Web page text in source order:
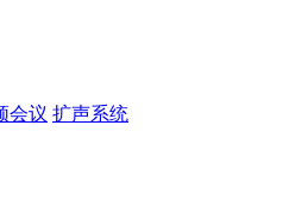
会议 扩声系统